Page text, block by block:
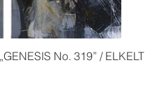
No. 319” / ELKELT